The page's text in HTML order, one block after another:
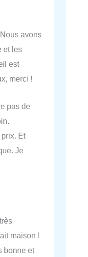
avons
et les
est
merci !
pas de
Et
Je
maison !
bonne et